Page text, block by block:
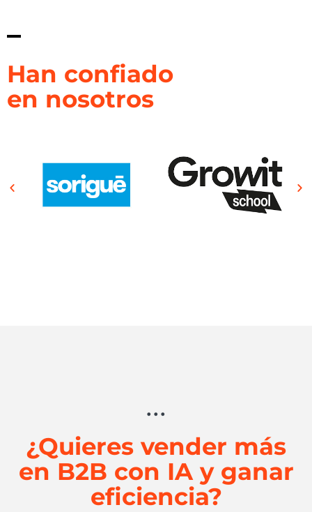
Han confiado
en nosotros
...
¿Quieres vender más
en B2B con IA y ganar
eficiencia?